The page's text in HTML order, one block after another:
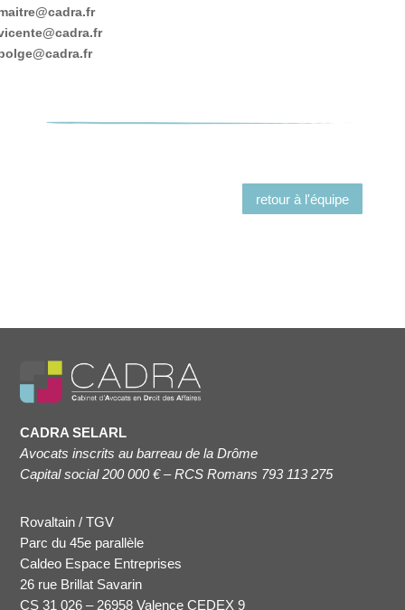
retour à l'équipe
CADRA SELARL
Avocats inscrits au barreau de la Drôme
Capital social 200 000 € – RCS Romans 793 113 275
Rovaltain / TGV
Parc du 45e parallèle
Caldeo Espace Entreprises
26 rue Brillat Savarin
CS 31 026 – 26958 Valence CEDEX 9